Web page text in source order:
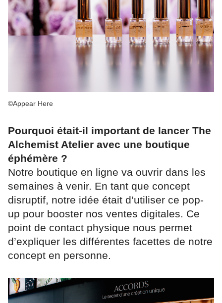
©Appear Here
Pourquoi était-il important de lancer The
Alchemist Atelier avec une boutique
éphémère ?
Notre boutique en ligne va ouvrir dans les
semaines à venir. En tant que concept
disruptif, notre idée était d’utiliser ce pop-
up pour booster nos ventes digitales. Ce
point de contact physique nous permet
d’expliquer les différentes facettes de notre
concept en personne.